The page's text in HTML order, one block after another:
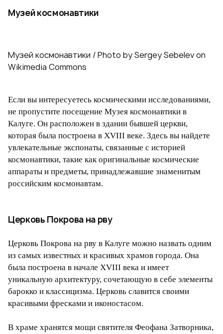
Музей космонавтики
Музей космонавтики / Photo by Sergey Sebelev on
Wikimedia Commons
Если вы интересуетесь космическими исследованиями,
не пропустите посещение Музея космонавтики в
Калуге. Он расположен в здании бывшей церкви,
которая была построена в XVIII веке. Здесь вы найдете
увлекательные экспонаты, связанные с историей
космонавтики, такие как оригинальные космические
аппараты и предметы, принадлежавшие знаменитым
российским космонавтам.
Церковь Покрова на рву
Церковь Покрова на рву в Калуге можно назвать одним
из самых известных и красивых храмов города. Она
была построена в начале XVIII века и имеет
уникальную архитектуру, сочетающую в себе элементы
барокко и классицизма. Церковь славится своими
красивыми фресками и иконостасом.
В храме хранятся мощи святителя Феофана Затворника,